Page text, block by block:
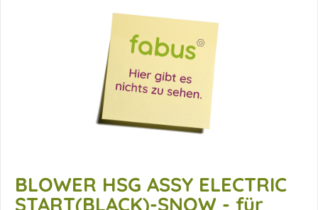
BLOWER HSG ASSY ELECTRIC
START(BLACK)-SNOW - für